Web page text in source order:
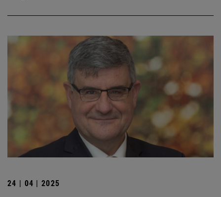
24 | 04 | 2025